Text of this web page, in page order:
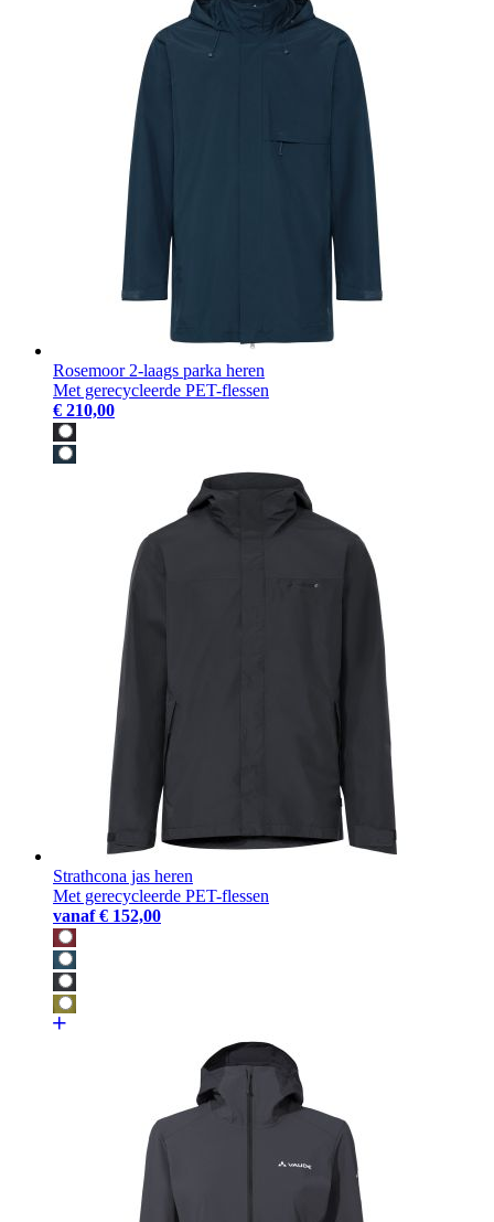
Rosemoor 2-laags parka heren
Met gerecycleerde PET-flessen
€ 210,00
Strathcona jas heren
Met gerecycleerde PET-flessen
vanaf € 152,00